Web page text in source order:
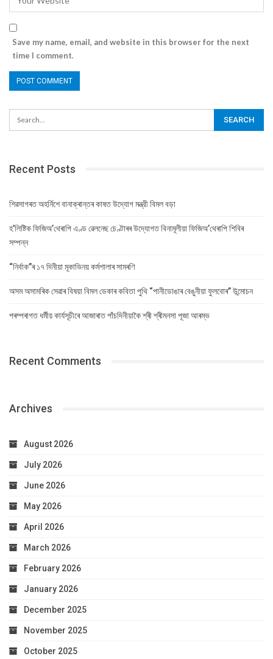
Save my name, email, and website in this browser for the next
time I comment.
Recent Posts
শিৱসাগৰত অহৰ্নিশে বানাক্ৰান্তৰ কাষত উদ্যোগ মন্ত্রী বিমল বড়া
হ’লিষ্টিক ফিজিঅ’থেৰাপি এণ্ড ৱেলনেছ চেণ্টাৰৰ উদ্যোগত বিনামূলীয়া ফিজিঅ’থেৰাপি শিবিৰ
সম্পন্ন
“নিৰ্বাক”ৰ ১৭ দিনীয়া মূকাভিনয় কৰ্মশালাৰ সামৰণি
অসম অসামৰিক সেৱাৰ বিষয়া বিমল ডেকাৰ কবিতা পুথি “পানীডোঙাৰ বেঙুনীয়া ফুলবোৰ” উন্মোচন
পৰম্পৰাগত ধৰ্মীয় কাৰ্যসূচীৰে আজাৰাত পাঁচদিনীয়াকৈ শ্ৰী শ্ৰীমনসা পূজা আৰম্ভ
Recent Comments
Archives
August 2026
July 2026
June 2026
May 2026
April 2026
March 2026
February 2026
January 2026
December 2025
November 2025
October 2025